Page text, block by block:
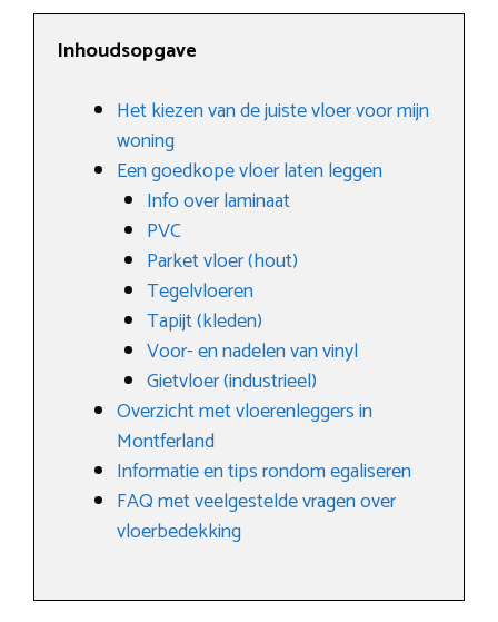
Inhoudsopgave
Het kiezen van de juiste vloer voor mijn
woning
Een goedkope vloer laten leggen
Info over laminaat
PVC
Parket vloer (hout)
Tegelvloeren
Tapijt (kleden)
Voor- en nadelen van vinyl
Gietvloer (industrieel)
Overzicht met vloerenleggers in
Montferland
Informatie en tips rondom egaliseren
FAQ met veelgestelde vragen over
vloerbedekking